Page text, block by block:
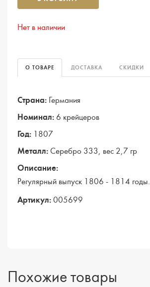
Нет в наличии
О ТОВАРЕ ДОСТАВКА СКИДКИ
Страна: Германия
Номинал: 6 крейцеров
Год: 1807
Металл: Серебро 333, вес 2,7 гр
Описание:
Регулярный выпуск 1806 - 1814 годы.
Артикул: 005699
Похожие товары